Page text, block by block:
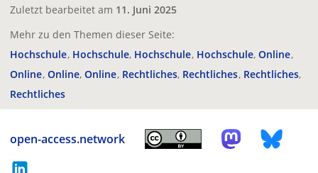
Zuletzt bearbeitet am 11. Juni 2025
Mehr zu den Themen dieser Seite:
Hochschule Hochschule Hochschule Hochschule Online
Online Online Online Rechtliches Rechtliches Rechtliches
Rechtliches
open-access.network